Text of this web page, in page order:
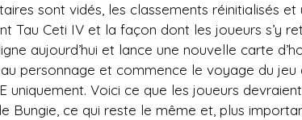
sont vidés, les classements réinitialisés
Tau Ceti IV et la façon dont les joueurs s’y
aujourd’hui et lance une nouvelle carte
personnage et commence le voyage du jeu
uniquement. Voici ce que les joueurs
Bungie, ce qui reste le même et, plus